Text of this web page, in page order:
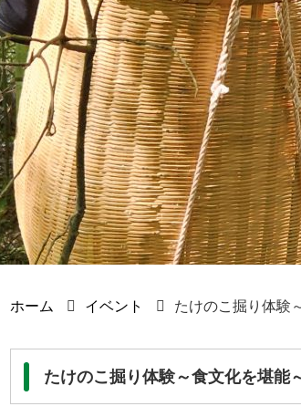
ホーム イベント たけのこ掘り体験
たけのこ掘り体験～食文化を堪能